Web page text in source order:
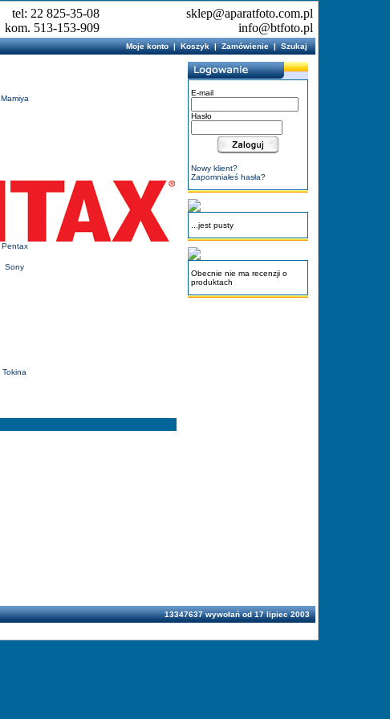
tel: 22 825-35-08
kom. 513-153-909
sklep@aparatfoto.com.pl
info@btfoto.pl
Moje konto|Koszyk|Zamówienie|Szukaj
Mamiya
Pentax
Sony
Tokina
E-mail
Hasło
Nowy klient?
Zapomniałeś hasła?
...jest pusty
Obecnie nie ma recenzji o
produktach
13347637 wywołań od 17 lipiec 2003